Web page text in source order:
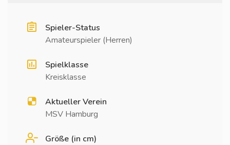
Spieler-Status
Amateurspieler (Herren)
Spielklasse
Kreisklasse
Aktueller Verein
MSV Hamburg
Größe (in cm)